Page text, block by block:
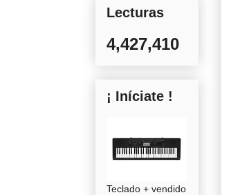
Lecturas
4,427,410
¡ Iníciate !
Teclado + vendido